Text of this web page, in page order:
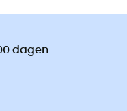
dagen